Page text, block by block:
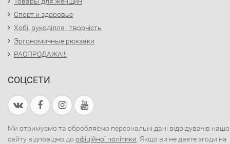
Спорт и здоровье
Хобі, рукоділля і творчість
Эргономичные рюкзаки
РАСПРОДАЖА!!!
СОЦСЕТИ
Ми отримуємо та обробляємо персональні дані відвідувачів
сайту відповідно до офіційної політики . Якщо ви не даєте згоди на